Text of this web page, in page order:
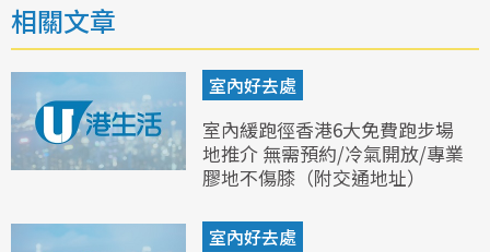
相關文章
室內好去處
室內緩跑徑香港6大免費跑步場
地推介 無需預約/冷氣開放/專業
膠地不傷膝（附交通地址）
室內好去處